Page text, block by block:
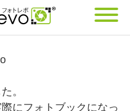
。
にフォトブックになっ